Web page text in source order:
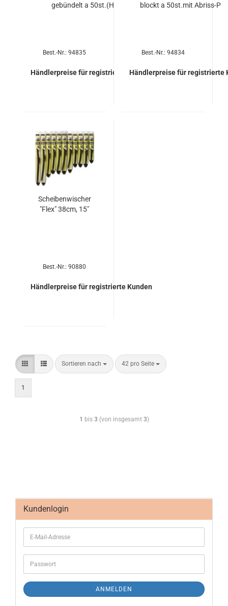
ge­bün­delt a 50st.(Heck
Best.-Nr.: 94835
Händlerpreise für registrierte Kunden
blockt a 50st.mit Abriss-​​P
Best.-Nr.: 94834
Händlerpreise für registrierte
Schei­ben­wi­scher
"Flex" 38cm, 15"
Best.-Nr.: 90880
Händlerpreise für registrierte Kunden
Sortieren nach 42 pro Seite
1
1 bis 3(von insgesamt 3)
Kundenlogin
ANMELDEN